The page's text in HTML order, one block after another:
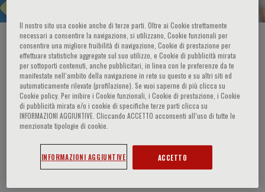
HOME PAGE / CURSOS Y EVENTOS / INFORMACION EVENTO
Información del evento
In the last years progresses have been made in the field of
non small cell lung cancer (NSCLC) tumor genomic with the
discovery of biomolecular markers with about 20 of
patients to date treated with targeted therapies according
Il nostro sito usa cookie anche di terze parti. Oltre ai Cookie strettamente
necessari a consentire la navigazione, si utilizzano, Cookie funzionali per
consentire una migliore fruibilità di navigazione, Cookie di prestazione per
effettuare statistiche aggregate sul suo utilizzo, e Cookie di pubblicità mirata
per sottoporti contenuti, anche pubblicitari, in linea con le preferenze da te
manifestate nell‘ambito della navigazione in rete su questo e su altri siti ed
automaticamente rilevate (profilazione). Se vuoi saperne di più clicca su
Cookie policy. Per inibire i Cookie funzionali, i Cookie di prestazione, i Cookie
di pubblicità mirata e/o i cookie di specifiche terze parti clicca su
INFORMAZIONI AGGIUNTIVE. Cliccando ACCETTO acconsenti all’uso di tutte le
menzionate tipologie di cookie.
INFORMAZIONI AGGIUNTIVE ACCETTO